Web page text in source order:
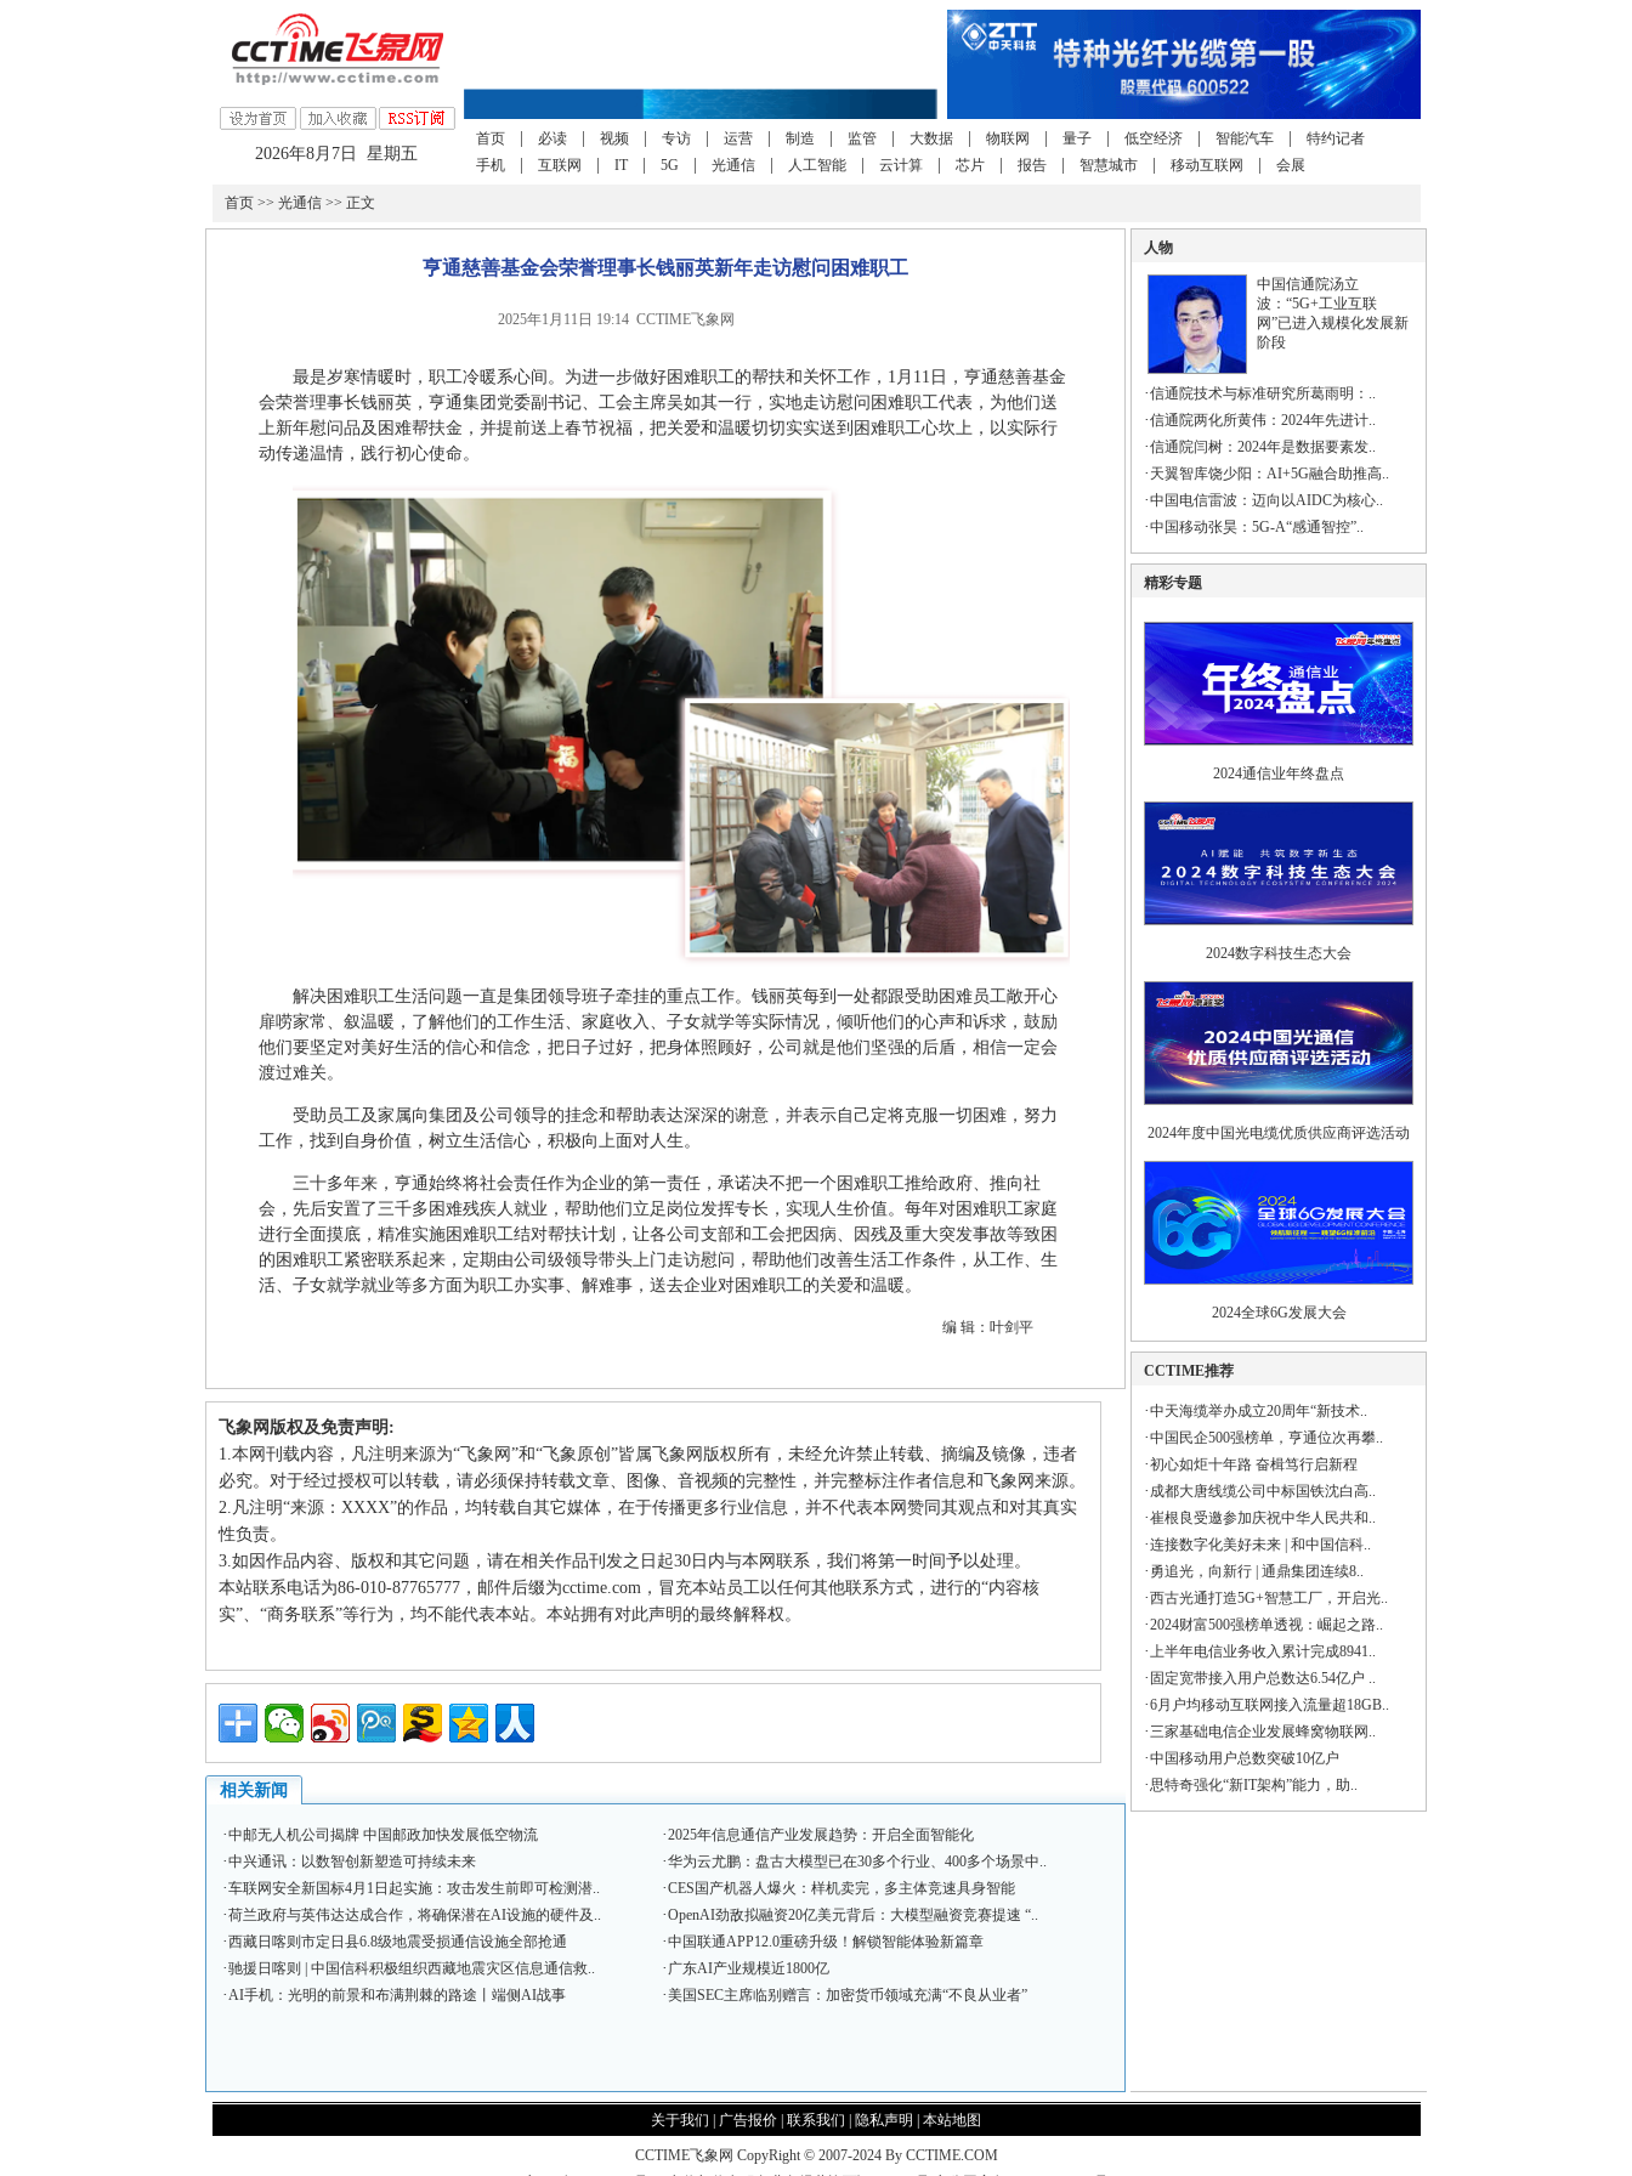
2026年8月7日 星期五
首页 必读 视频 专访 运营 制造 监管 大数据 物联网 量子 低空经济 智能汽车
特约记者
手机
互联网 IT 5G 光通信 人工智能 云计算 芯片 报告 智慧城市 移动互联网 会展
首页>> 光通信>> 正文
亨通慈善基金会荣誉理事长钱丽英新年走访慰问困难职工
2025年1月11日 19:14 CCTIME飞象网
最是岁寒情暖时，职工冷暖系心间。为进一步做好困难职工的帮扶和关怀工作，1月11日，亨通慈善基金
会荣誉理事长钱丽英，亨通集团党委副书记、工会主席吴如其一行，实地走访慰问困难职工代表，为他们送
上新年慰问品及困难帮扶金，并提前送上春节祝福，把关爱和温暖切切实实送到困难职工心坎上，以实际行
动传递温情，践行初心使命。
解决困难职工生活问题一直是集团领导班子牵挂的重点工作。钱丽英每到一处都跟受助困难员工敞开心
扉唠家常、叙温暖，了解他们的工作生活、家庭收入、子女就学等实际情况，倾听他们的心声和诉求，鼓励
他们要坚定对美好生活的信心和信念，把日子过好，把身体照顾好，公司就是他们坚强的后盾，相信一定会
渡过难关。
受助员工及家属向集团及公司领导的挂念和帮助表达深深的谢意，并表示自己定将克服一切困难，努力
工作，找到自身价值，树立生活信心，积极向上面对人生。
三十多年来，亨通始终将社会责任作为企业的第一责任，承诺决不把一个困难职工推给政府、推向社
会，先后安置了三千多困难残疾人就业，帮助他们立足岗位发挥专长，实现人生价值。每年对困难职工家庭
进行全面摸底，精准实施困难职工结对帮扶计划，让各公司支部和工会把因病、因残及重大突发事故等致困
的困难职工紧密联系起来，定期由公司级领导带头上门走访慰问，帮助他们改善生活工作条件，从工作、生
活、子女就学就业等多方面为职工办实事、解难事，送去企业对困难职工的关爱和温暖。
编 辑：叶剑平
飞象网版权及免责声明:
1.本网刊载内容，凡注明来源为“飞象网”和“飞象原创”皆属飞象网版权所有，未经允许禁止转载、摘编及镜像，违者
必究。对于经过授权可以转载，请必须保持转载文章、图像、音视频的完整性，并完整标注作者信息和飞象网来源。
2.凡注明“来源：XXXX”的作品，均转载自其它媒体，在于传播更多行业信息，并不代表本网赞同其观点和对其真实
性负责。
3.如因作品内容、版权和其它问题，请在相关作品刊发之日起30日内与本网联系，我们将第一时间予以处理。
本站联系电话为86-010-87765777，邮件后缀为cctime.com，冒充本站员工以任何其他联系方式，进行的“内容核
实”、“商务联系”等行为，均不能代表本站。本站拥有对此声明的最终解释权。
相关新闻
·中邮无人机公司揭牌 中国邮政加快发展低空物流 ·2025年信息通信产业发展趋势：开启全面智能化
·中兴通讯：以数智创新塑造可持续未来 ·华为云尤鹏：盘古大模型已在30多个行业、400多个场景中..
·车联网安全新国标4月1日起实施：攻击发生前即可检测潜.. ·CES国产机器人爆火：样机卖完，多主体竞速具身智能
·荷兰政府与英伟达达成合作，将确保潜在AI设施的硬件及.. ·OpenAI劲敌拟融资20亿美元背后：大模型融资竞赛提速 “..
·西藏日喀则市定日县6.8级地震受损通信设施全部抢通 ·中国联通APP12.0重磅升级！解锁智能体验新篇章
·驰援日喀则 | 中国信科积极组织西藏地震灾区信息通信救.. · 广东AI产业规模近1800亿
·AI手机：光明的前景和布满荆棘的路途丨端侧AI战事 ·美国SEC主席临别赠言：加密货币领域充满“不良从业者”
人物
中国信通院汤立
波：“5G+工业互联
网”已进入规模化发展新
阶段
·信通院技术与标准研究所葛雨明：..
·信通院两化所黄伟：2024年先进计..
·信通院闫树：2024年是数据要素发..
· 天翼智库饶少阳：AI+5G融合助推高..
·中国电信雷波：迈向以AIDC为核心..
·中国移动张昊：5G-A“感通智控”..
精彩专题
2024通信业年终盘点
2024数字科技生态大会
2024年度中国光电缆优质供应商评选活动
2024全球6G发展大会
CCTIME推荐
·中天海缆举办成立20周年“新技术..
·中国民企500强榜单，亨通位次再攀..
·初心如炬十年路 奋楫笃行启新程
· 成都大唐线缆公司中标国铁沈白高..
·崔根良受邀参加庆祝中华人民共和..
·连接数字化美好未来 | 和中国信科..
· 勇追光，向新行 | 通鼎集团连续8..
·西古光通打造5G+智慧工厂，开启光..
·2024财富500强榜单透视：崛起之路..
·上半年电信业务收入累计完成8941..
· 固定宽带接入用户总数达6.54亿户 ..
·6月户均移动互联网接入流量超18GB..
·三家基础电信企业发展蜂窝物联网..
·中国移动用户总数突破10亿户
·思特奇强化“新IT架构”能力，助..
关于我们 广告报价 联系我们 隐私声明 本站地图
CCTIME飞象网 CopyRight © 2007-2024 By CCTIME.COM